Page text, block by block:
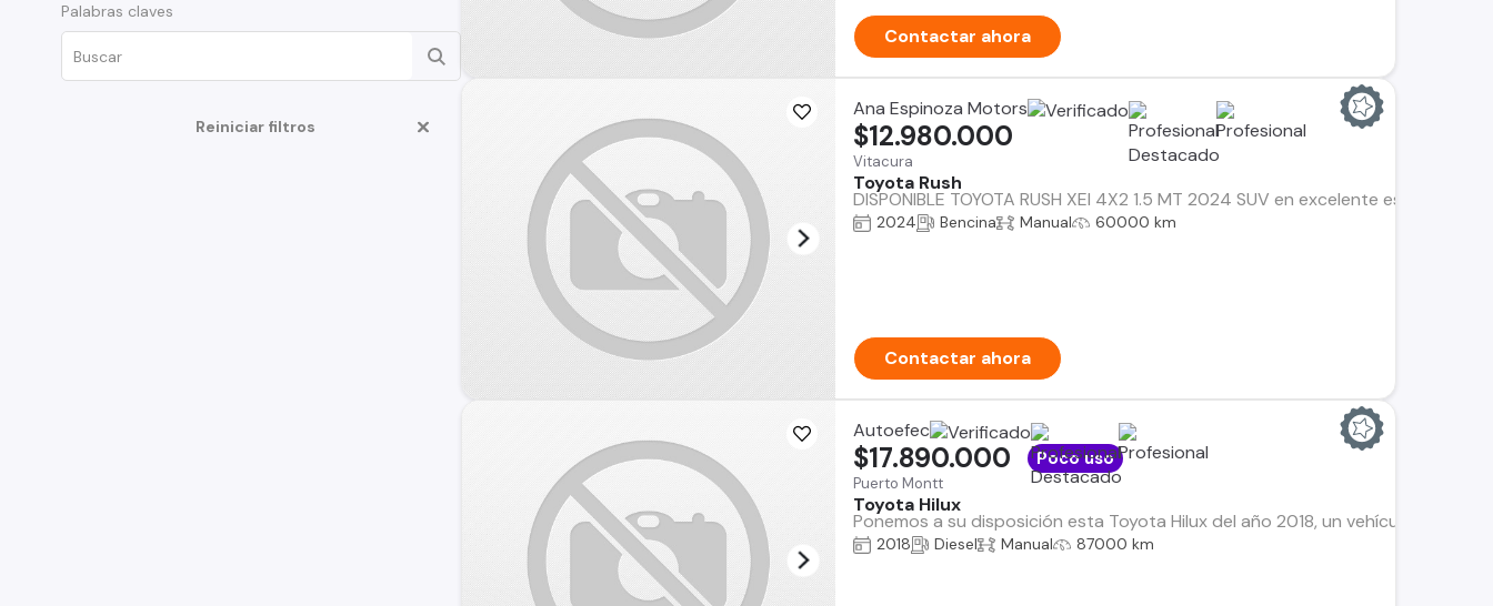
Chery
Palabras claves
Reiniciar filtros
Contactar ahora
Ana Espinoza Motors
Vitacura
Toyota Rush
DISPONIBLE TOYOTA RUSH XEI 4X2 1.5 MT 2024 SUV en excelente estado,
$12.980.000
2024 Bencina Manual 60000 km
Contactar ahora
Autoefec
Puerto Montt
Toyota Hilux
Ponemos a su disposición esta Toyota Hilux del año 2018, un vehículo que
$17.890.000 Poco uso
2018 Diesel Manual 87000 km